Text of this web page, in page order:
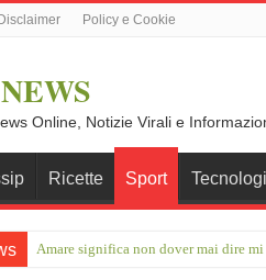
Disclaimer Policy e Cookie
Online, Notizie Virali e
Ricette Sport
Amare significa non dover mai dire
Davanti a tutti c’è l’Inter. La Juve in